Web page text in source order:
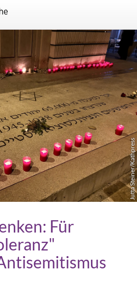
Jutta Steiner/Kathpress
Für